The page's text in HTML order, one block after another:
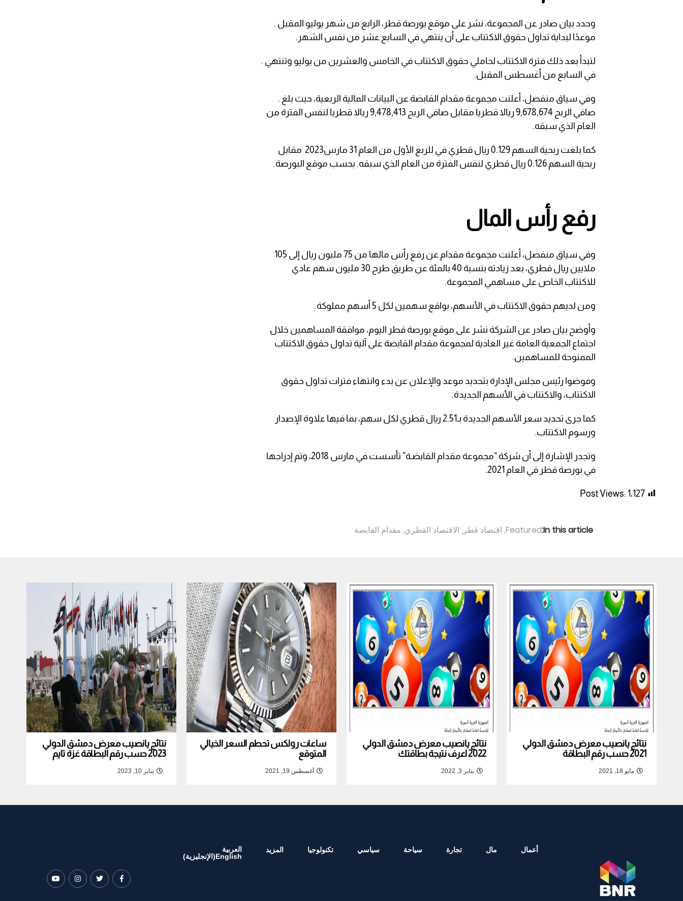
وحدد بيان صادر عن المجموعة، نشر على موقع بورصة قطر، الرابع من شهر يوليو المقبل .
موعدًا لبداية تداول حقوق الاكتتاب على أن ينتهي في السابع عشر من نفس الشهر.
لتبدأ بعد ذلك فترة الاكتتاب لحاملي حقوق الاكتتاب في الخامس والعشرين من يوليو وتنتهي .
في السابع من أغسطس المقبل.
وفي سياق منفصل، أعلنت مجموعة مقدام القابضة عن البيانات المالية الربعية، حيث بلغ .
صافي الربح 9,678,674 ريالا قطريا مقابل صافي الربح 9,478,413 ريالا قطريا لنفس الفترة من
العام الذي سبقه.
كما بلغت ربحية السهم 0.129 ريال قطري في للربع الأول من العام ‏31 مارس‎ 2023 مقابل
ربحية السهم 0.126 ريال قطري لنفس الفترة من العام الذي سبقه. بحسب موقع البورصة.
رفع رأس المال
وفي سياق منفصل، أعلنت مجموعة مقدام عن رفع رأس مالها من 75 مليون ريال إلى 105
ملايين ريال قطري، بعد زيادته بنسبة 40 بالمئة عن طريق طرح 30 مليون سهم عادي
للاكتتاب الخاص على مساهمي المجموعة.
ومن لديهم حقوق الاكتتاب في الأسهم، بواقع سهمين لكل 5 أسهم مملوكة.
وأوضح بيان صادر عن الشركة نشر على موقع بورصة قطر اليوم، موافقة المساهمين خلال
اجتماع الجمعية العامة غير العادية لمجموعة مقدام القابضة على آلية تداول حقوق الاكتتاب
الممنوحة للمساهمين.
وفوضوا رئيس مجلس الإدارة بتحديد موعد والإعلان عن بدء وانتهاء فترات تداول حقوق
الاكتتاب، والاكتتاب في الأسهم الجديدة.
كما جرى تحديد سعر الأسهم الجديدة بـ2.51 ريال قطري لكل سهم، بما فيها علاوة الإصدار
ورسوم الاكتتاب.
وتجدر الإشارة إلى أن شركة “مجموعة مقدام القابضـة” تأسست في مارس 2018، وتم إدراجها
في بورصة قطر في العام 2021.
Post Views: 1٬127
In this article:
Featured
, اقتصاد قطر , الاقتصاد القطري, مقدام القابضة
نتائج يانصيب معرض دمشق الدولي
2021 حسب رقم البطاقة
مايو 18, 2021
نتائج يانصيب معرض دمشق الدولي
2022 اعرف نتيجة بطاقتك
يناير 3, 2022
ساعات رولكس تحطم السعر الخيالي
المتوقع
أغسطس 19, 2021
نتائج يانصيب معرض دمشق الدولي
2023 حسب رقم البطاقة غزة تايم
يناير 10, 2023
أعمال مال تجارة سياحة سياسي تكنولوجيا المزيد
العربية
English
( الإنجليزية)